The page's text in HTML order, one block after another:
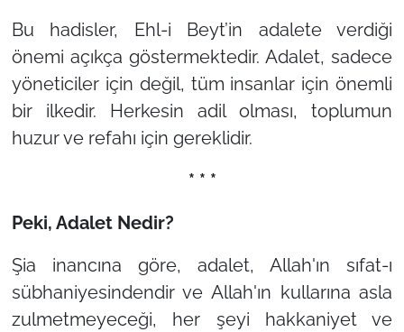
Bu hadisler, Ehl-i Beyt’in adalete verdiği
önemi açıkça göstermektedir. Adalet, sadece
yöneticiler için değil, tüm insanlar için önemli
bir ilkedir. Herkesin adil olması, toplumun
huzur ve refahı için gereklidir.
* * *
Peki, Adalet Nedir?
Şia inancına göre, adalet, Allah'ın sıfat-ı
sübhaniyesindendir ve Allah'ın kullarına asla
zulmetmeyeceği, her şeyi hakkaniyet ve